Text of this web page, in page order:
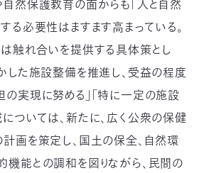
然保護教育の面からも「人と自然
る必要性はますます高まっている。
触れ合いを提供する具体策とし
した施設整備を推進し、受益の程度
実現に努める」「特に一定の施設
ついては、新たに、広く公衆の保健
画を策定し、国土の保全、自然環
能との調和を図りながら、民間の